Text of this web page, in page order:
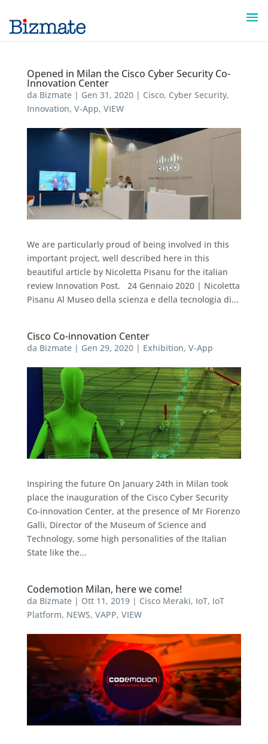
Opened in Milan the Cisco Cyber Security Co-
Innovation Center
da Bizmate| Gen 31, 2020| Cisco, Cyber Security,
Innovation, V-App, VIEW
We are particularly proud of being involved in this
important project, well described here in this
beautiful article by Nicoletta Pisanu for the italian
review Innovation Post. 24 Gennaio 2020 | Nicoletta
Pisanu Al Museo della scienza e della tecnologia di...
Cisco Co-innovation Center
da Bizmate| Gen 29, 2020| Exhibition, V-App
Inspiring the future On January 24th in Milan took
place the inauguration of the Cisco Cyber Security
Co-innovation Center, at the presence of Mr Fiorenzo
Galli, Director of the Museum of Science and
Technology, some high personalities of the Italian
State like the...
Codemotion Milan, here we come!
da Bizmate| Ott 11, 2019| Cisco Meraki, IoT, IoT
Platform, NEWS, VAPP, VIEW